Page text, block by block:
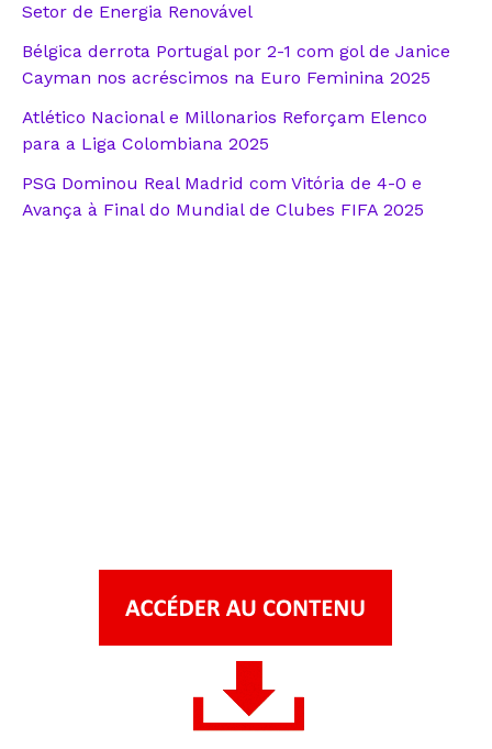
Setor de Energia Renovável
Bélgica derrota Portugal por 2-1 com gol de Janice
Cayman nos acréscimos na Euro Feminina 2025
Atlético Nacional e Millonarios Reforçam Elenco
para a Liga Colombiana 2025
PSG Dominou Real Madrid com Vitória de 4-0 e
Avança à Final do Mundial de Clubes FIFA 2025